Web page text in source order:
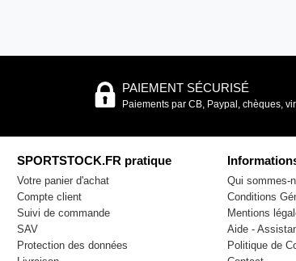
PAIEMENT SÉCURISÉ
Paiements par CB, Paypal, chèques,
SPORTSTOCK.FR pratique
Votre panier d'achat
Compte client
Suivi de commande
SAV
Protection des données
Qui sommes-
Conditions
Mentions
Aide -
Politique de